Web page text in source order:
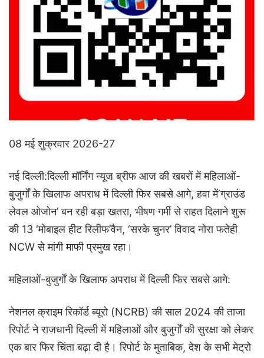
08 मई शुक्रवार 2026-27
नई दिल्ली:दिल्ली मॉर्निंग न्यूज ब्रीफ आज की खबरों में महिलाओं-
बुजुर्गों के खिलाफ अपराध में दिल्ली फिर सबसे आगे, हवा में‘ग्राउंड
लेवल ओजोन’ बन रही बड़ा खतरा, भीषण गर्मी से राहत दिलाने शुरू
की 13 ‘मोबाइल हीट रिलीफ’वैन, ‘सरके चुनर’ विवाद नोरा फतेही
NCW से मांगी माफी प्रमुख रहा।
महिलाओं-बुजुर्गों के खिलाफ अपराध में दिल्ली फिर सबसे आगे:
नेशनल क्राइम रिकॉर्ड ब्यूरो (NCRB) की साल 2024 की ताजा
रिपोर्ट ने राजधानी दिल्ली में महिलाओं और बुजुर्गों की सुरक्षा को लेकर
एक बार फिर चिंता बढ़ा दी है। रिपोर्ट के मुताबिक, देश के सभी मेट्रो